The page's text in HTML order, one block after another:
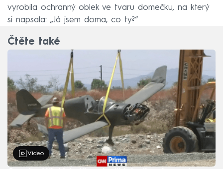
vyrobila ochranný oblek ve tvaru domečku, na který
si napsala: „Já jsem doma, co ty?“
Čtěte také
Video